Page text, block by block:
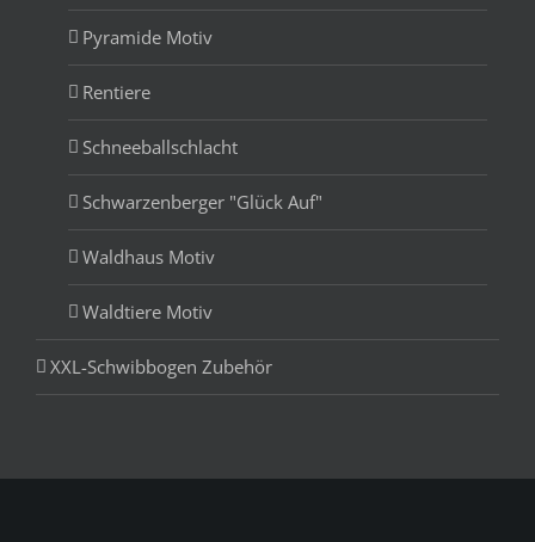
Pyramide Motiv
Rentiere
Schneeballschlacht
Schwarzenberger "Glück Auf"
Waldhaus Motiv
Waldtiere Motiv
XXL-Schwibbogen Zubehör